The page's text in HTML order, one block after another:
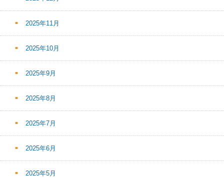
2025年11月
2025年10月
2025年9月
2025年8月
2025年7月
2025年6月
2025年5月